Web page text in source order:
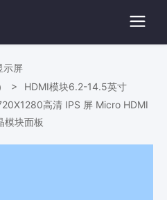
示屏
HDMI模块6.2-14.5英寸
高清 IPS 屏 Micro HDMI
模块面板